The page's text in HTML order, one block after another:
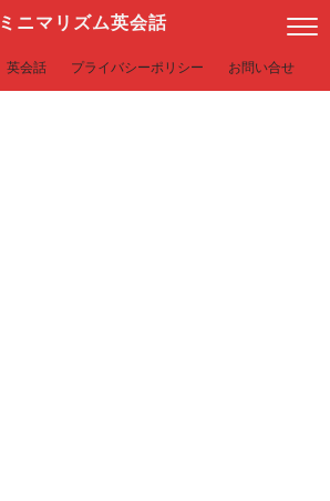
ミニマリズム英会話
英会話 プライバシーポリシー お問い合せ